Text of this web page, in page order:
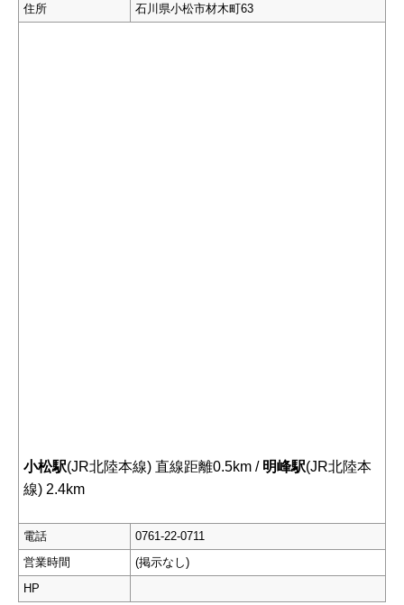
住所
石川県小松市材木町63
小松駅(JR北陸本線) 直線距離0.5km / 明峰駅(JR北陸本
線) 2.4km
電話
0761-22-0711
営業時間
(掲示なし)
HP